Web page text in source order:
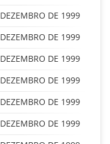
DE 1999
DE 1999
DE 1999
DE 1999
DE 1999
DE 1999